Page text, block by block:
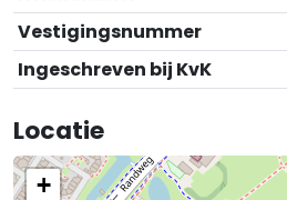
Vestigingsnummer
Ingeschreven bij KvK
Locatie
+